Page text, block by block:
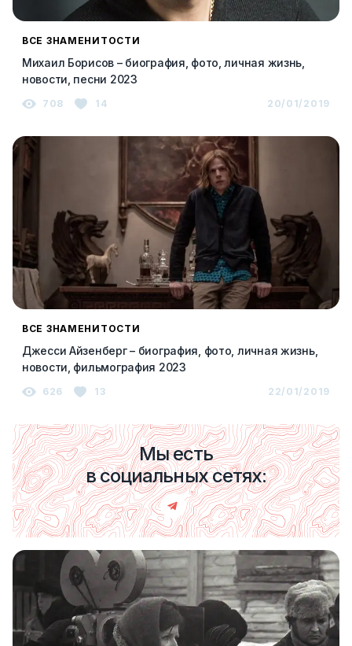
ВСЕ ЗНАМЕНИТОСТИ
Михаил Борисов – биография, фото, личная жизнь,
новости, песни 2023
708 14 20/01/2019
ВСЕ ЗНАМЕНИТОСТИ
Джесси Айзенберг – биография, фото, личная жизнь,
новости, фильмография 2023
626 13 22/01/2019
Мы есть
в социальных сетях: